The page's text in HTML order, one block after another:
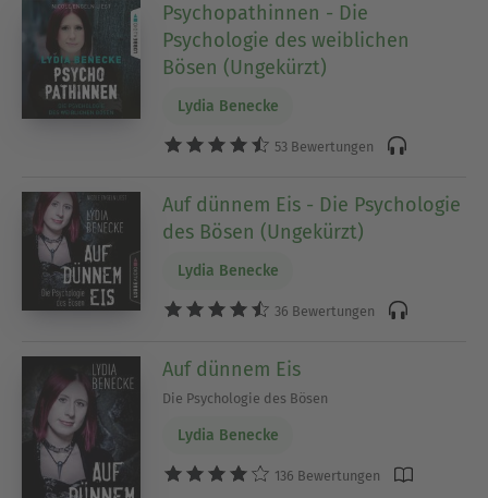
Psychopathinnen - Die
Psychologie des weiblichen
Bösen (Ungekürzt)
Lydia Benecke
53 Bewertungen
Auf dünnem Eis - Die Psychologie
des Bösen (Ungekürzt)
Lydia Benecke
36 Bewertungen
Auf dünnem Eis
Die Psychologie des Bösen
Lydia Benecke
136 Bewertungen